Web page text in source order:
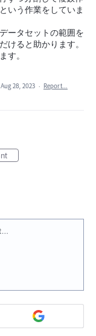
いう作業をしていま
ータセットの範囲を
けると助かります。
す。
Aug 28, 2023 · Report…